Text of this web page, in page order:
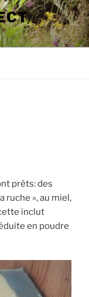
prêts: des
ruche », au miel,
inclut
en poudre